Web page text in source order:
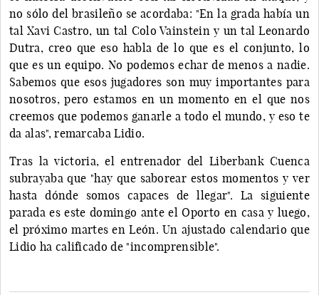
no sólo del brasileño se acordaba: "En la grada había un
tal Xavi Castro, un tal Colo Vainstein y un tal Leonardo
Dutra, creo que eso habla de lo que es el conjunto, lo
que es un equipo. No podemos echar de menos a nadie.
Sabemos que esos jugadores son muy importantes para
nosotros, pero estamos en un momento en el que nos
creemos que podemos ganarle a todo el mundo, y eso te
da alas", remarcaba Lidio.
Tras la victoria, el entrenador del Liberbank Cuenca
subrayaba que "hay que saborear estos momentos y ver
hasta dónde somos capaces de llegar". La siguiente
parada es este domingo ante el Oporto en casa y luego,
el próximo martes en León. Un ajustado calendario que
Lidio ha calificado de "incomprensible".